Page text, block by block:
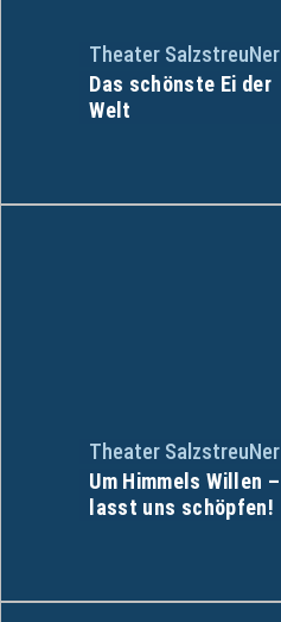
Theater SalzstreuNer
Das schönste Ei der
Welt
Theater SalzstreuNer
Um Himmels Willen –
lasst uns schöpfen!